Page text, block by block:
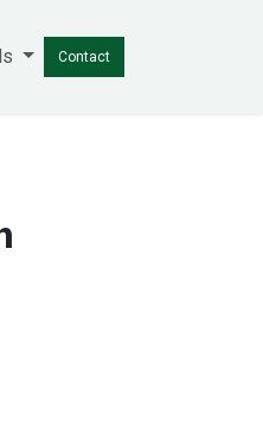
Contact